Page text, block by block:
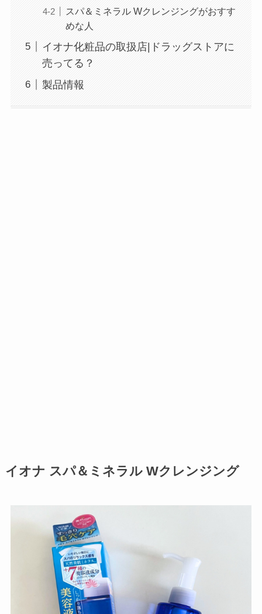
スパ＆ミネラル Wクレンジングがおすす
めな人
イオナ化粧品の取扱店|ドラッグストアに
売ってる？
製品情報
イオナ スパ＆ミネラル Wクレンジング